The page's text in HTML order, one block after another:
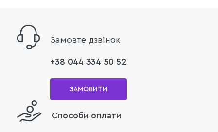
Замовте дзвінок
+38 044 334 50 52
ЗАМОВИТИ
Способи оплати